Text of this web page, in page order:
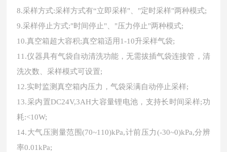
8.采样方式:采样方式有“立即采样"、"定时采样"两种模式;
9.采样停止方式:"时间停止"、"压力停止"两种模式;
10.真空箱超大容积;真空箱适用1-10升采样气袋;
11.仪器具有气袋自动清洗功能，无需拔插气袋连接管，清
洗次数、采样模式可设置;
12.实时监测真空箱内压力，气袋采满自动停止采样;
13.采内置DC24V,3AH大容量锂电池，支持长时间采样;功
耗:<10W;
14.大气压测量范围(70~110)kPa,计前压力(-30~0)kPa,分辨
率0.01kPa;